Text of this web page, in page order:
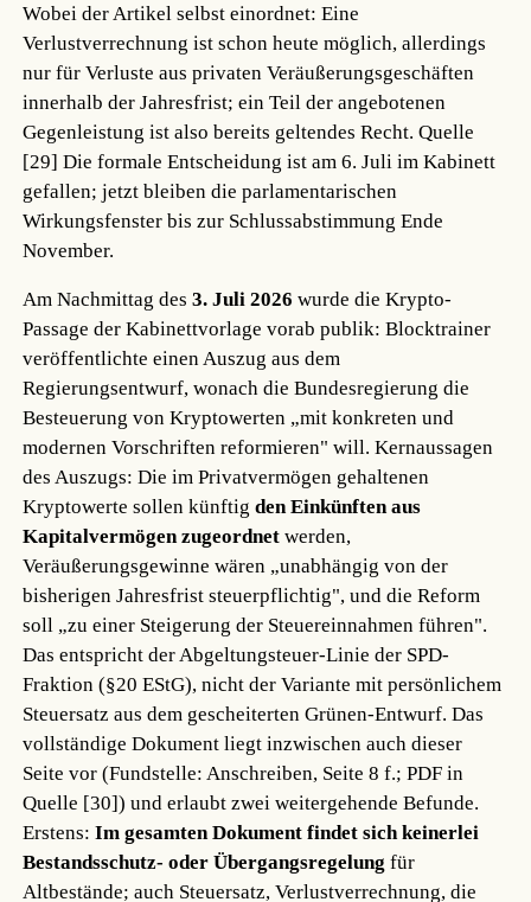
Wobei der Artikel selbst einordnet: Eine
Verlustverrechnung ist schon heute möglich, allerdings
nur für Verluste aus privaten Veräußerungsgeschäften
innerhalb der Jahresfrist; ein Teil der angebotenen
Gegenleistung ist also bereits geltendes Recht.Quelle
[29] Die formale Entscheidung ist am 6. Juli im Kabinett
gefallen; jetzt bleiben die parlamentarischen
Wirkungsfenster bis zur Schlussabstimmung Ende
November.
Am Nachmittag des3. Juli 2026 wurde die Krypto-
Passage der Kabinettvorlage vorab publik: Blocktrainer
veröffentlichte einen Auszug aus dem
Regierungsentwurf, wonach die Bundesregierung die
Besteuerung von Kryptowerten „mit konkreten und
modernen Vorschriften reformieren" will. Kernaussagen
des Auszugs: Die im Privatvermögen gehaltenen
Kryptowerte sollen künftigden Einkünften aus
Kapitalvermögen zugeordnet werden,
Veräußerungsgewinne wären „unabhängig von der
bisherigen Jahresfrist steuerpflichtig", und die Reform
soll „zu einer Steigerung der Steuereinnahmen führen".
Das entspricht der Abgeltungsteuer-Linie der SPD-
Fraktion (§20 EStG), nicht der Variante mit persönlichem
Steuersatz aus dem gescheiterten Grünen-Entwurf. Das
vollständige Dokument liegt inzwischen auch dieser
Seite vor (Fundstelle: Anschreiben, Seite 8 f.; PDF in
Quelle [30]) und erlaubt zwei weitergehende Befunde.
Erstens:Im gesamten Dokument findet sich keinerlei
Bestandsschutz- oder Übergangsregelung für
Altbestände; auch Steuersatz, Verlustverrechnung, die